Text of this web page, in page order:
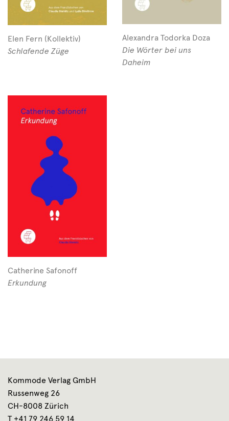
Elen Fern (Kollektiv)
Schlafende Züge
Alexandra Todorka Doza
Die Wörter bei uns
Daheim
Catherine Safonoff
Erkundung
Kommode Verlag GmbH
Russenweg 26
CH-8008 Zürich
T +41 79 246 59 14